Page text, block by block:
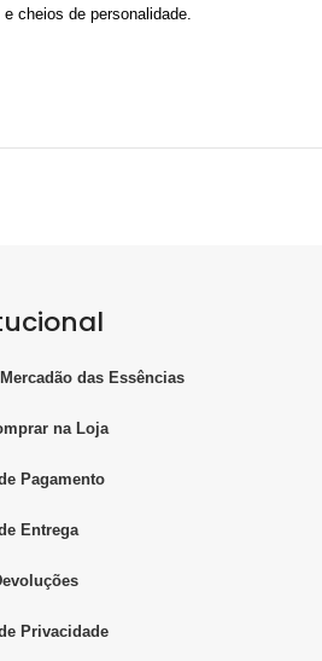
cheios de personalidade.
das Essências
na Loja
Pagamento
Entrega
Privacidade